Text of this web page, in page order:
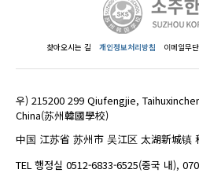
찾아오시는 길 개인정보처리방침 이메일무
우) 215200 299 Qiufengjie,
China(苏州韓國學校)
中国 江苏省 苏州市 吴江区 太湖新城镇
TEL 행정실 0512-6833-6525(중국 내),